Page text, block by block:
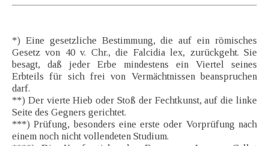
*) Eine gesetzliche Bestimmung, die auf ein römisches
Gesetz von 40 v. Chr., die Falcidia lex, zurückgeht. Sie
besagt, daß jeder Erbe mindestens ein Viertel seines
Erbteils für sich frei von Vermächtnissen beanspruchen
darf.
**) Der vierte Hieb oder Stoß der Fechtkunst, auf die linke
Seite des Gegners gerichtet.
***) Prüfung, besonders eine erste oder Vorprüfung nach
einem noch nicht vollendeten Studium.